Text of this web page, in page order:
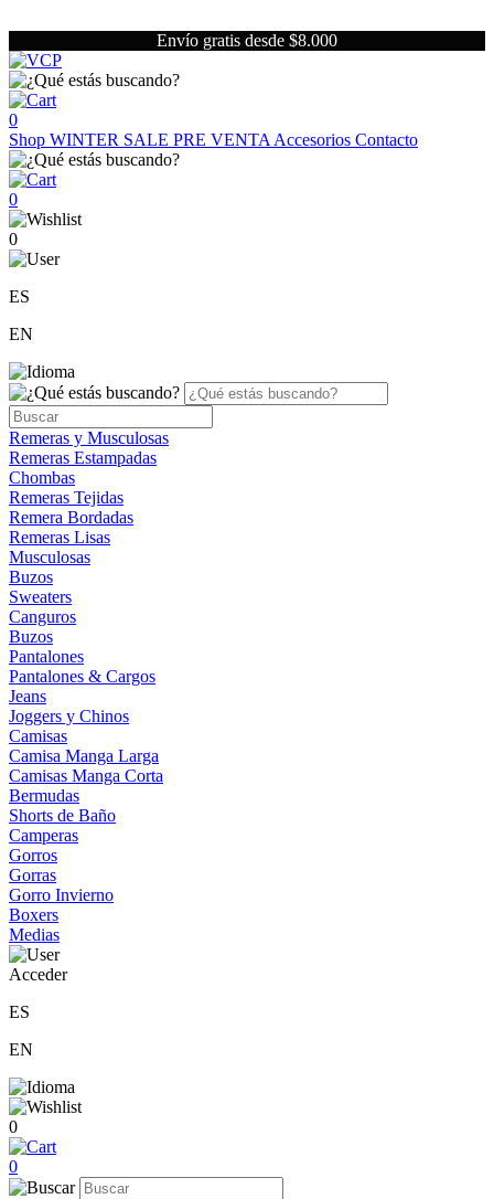
Envío gratis desde $8.000
0
Shop WINTER SALE PRE VENTA Accesorios Contacto
0
0
ES
EN
Remeras y Musculosas
Remeras Estampadas
Chombas
Remeras Tejidas
Remera Bordadas
Remeras Lisas
Musculosas
Buzos
Sweaters
Canguros
Buzos
Pantalones
Pantalones & Cargos
Jeans
Joggers y Chinos
Camisas
Camisa Manga Larga
Camisas Manga Corta
Bermudas
Shorts de Baño
Camperas
Gorros
Gorras
Gorro Invierno
Boxers
Medias
Acceder
ES
EN
0
0